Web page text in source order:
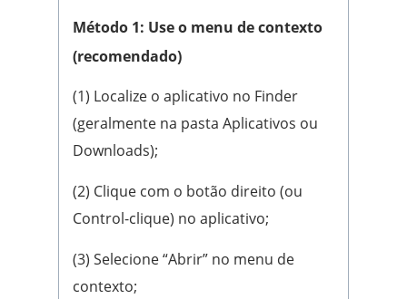
Método 1: Use o menu de contexto
(recomendado)
(1) Localize o aplicativo no Finder
(geralmente na pasta Aplicativos ou
Downloads);
(2) Clique com o botão direito (ou
Control-clique) no aplicativo;
(3) Selecione “Abrir” no menu de
contexto;